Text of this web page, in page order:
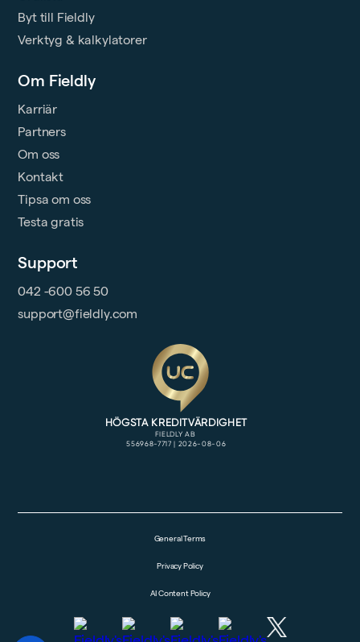
Support
042 -600 56 50
support@fieldly.com
Byt till Fieldly
Verktyg & kalkylatorer
Om Fieldly
Karriär
Partners
Om oss
Kontakt
Tipsa om oss
Testa gratis
General Terms
Privacy Policy
AI Content Policy